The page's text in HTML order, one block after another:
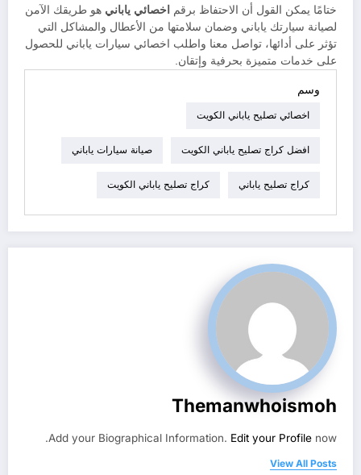
ختامًا يمكن القول أن الاحتفاظ برقم اخصائي ياباني هو طريقك الآمن
لصيانة سيارتك ياباني وضمان سلامتها من الأعطال والمشاكل التي
تؤثر على أدائها، تواصل معنا واطلب اخصائي سيارات ياباني للحصول
على خدمات متميزة بحرفية وإتقان.
وسم
اخصائي تصليح ياباني الكويت
افضل كراج تصليح ياباني الكويت صيانة سيارات ياباني
كراج تصليح ياباني كراج تصليح ياباني الكويت
Themanwhoismoh
Add your Biographical Information. Edit your Profile now.
View All Posts